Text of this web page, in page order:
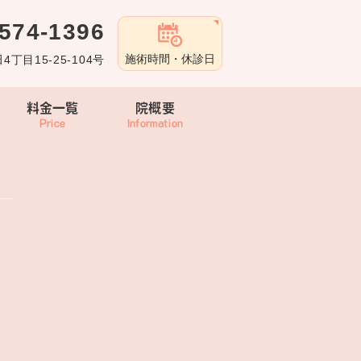
1396
4丁目15-25-104号 施術時間・休診日
料金一覧 院概要